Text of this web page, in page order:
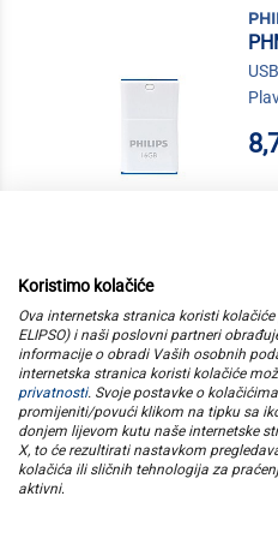
kategorije
elipso
informacije
pratite nas
Koristimo kolačiće
Ova internetska stranica koristi
ELIPSO) i naši poslovni partneri
informacije o obradi Vaših osobnih
internetska stranica koristi kolačiće
privatnosti. Svoje postavke o
promijeniti/povući klikom na tipku sa
donjem lijevom kutu naše internetske
X, to će rezultirati nastavkom
kolačića ili sličnih tehnologija za
aktivni.